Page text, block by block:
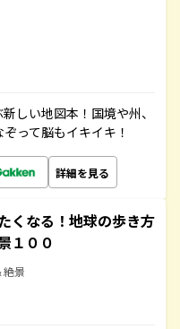
しい地図本！国境や州、
って脳もイキイキ！
詳細を見る
くなる！地球の歩き方
１００
絶景